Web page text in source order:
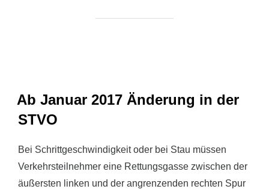
Ab Januar 2017 Änderung in der
STVO
Bei Schrittgeschwindigkeit oder bei Stau müssen
Verkehrsteilnehmer eine Rettungsgasse zwischen der
äußersten linken und der angrenzenden rechten Spur